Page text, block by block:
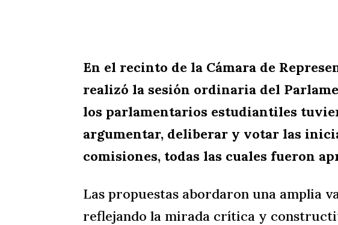
En el recinto de la Cámara de
realizó la sesión ordinaria del
los parlamentarios estudiantiles
argumentar, deliberar y votar las
comisiones, todas las cuales fueron
Las propuestas abordaron una amplia
reflejando la mirada crítica y